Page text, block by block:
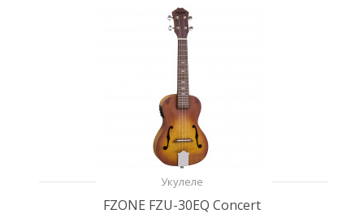
Укулеле
FZONE FZU-30EQ Concert